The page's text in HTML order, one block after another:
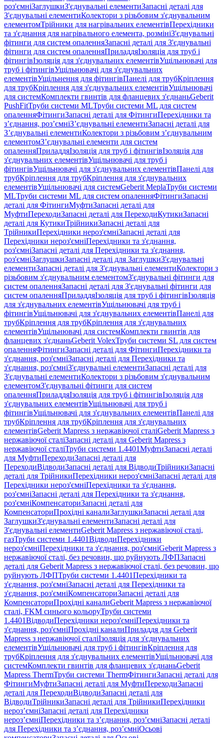
роз'ємніЗаглушкиЗ'єднувальні елементиЗапасні деталі для
З'єднувальні елементиКолектори з різьбовим з'єднувальним
елементомТрійники для нагрівальних елементівПерехідники
та з'єднання для нагрівального елемента, розмініЗ'єднувальні
фітинги для систем опаленняЗапасні деталі для З'єднувальні
фітинги для систем опаленняПриладдяІзоляція для труб і
фітингівІзоляція для з'єднувальних елементівУщільнювачі для
труб і фітингівУщільнювачі для з'єднувальних
елементівУщільнення для фітингівПанелі для трубКріплення
для трубКріплення для з'єднувальних елементівУщільнювачі
для системКомплекти гвинтів для фланцевих з'єднаньGeberit
PushFitТруби системи MLТруби системи ML для систем
опаленняФітингиЗапасні деталі для ФітингиПерехідники та
з’єднання, роз’ємніЗ’єднувальні елементиЗапасні деталі для
З’єднувальні елементиКолектори з різьбовим з’єднувальним
елементомЗ’єднувальні елементи для систем
опаленняПриладдяІзоляція для труб і фітингівІзоляція для
з'єднувальних елементівУщільнювачі для труб і
фітингівУщільнювачі для з'єднувальних елементівПанелі для
трубКріплення для трубКріплення для з'єднувальних
елементівУщільнювачі для системGeberit MeplaТруби системи
MLТруби системи ML для систем опаленняФітингиЗапасні
деталі для ФітингиМуфтиЗапасні деталі для
МуфтиПереходиЗапасні деталі для ПереходиКутикиЗапасні
деталі для КутикиТрійникиЗапасні деталі для
ТрійникиПерехідники нероз'ємніЗапасні деталі для
Перехідники нероз'ємніПерехідники та з'єднання,
роз'ємніЗапасні деталі для Перехідники та з'єднання,
роз'ємніЗаглушкиЗапасні деталі для ЗаглушкиЗ'єднувальні
елементиЗапасні деталі для З'єднувальні елементиКолектори з
різьбовим з'єднувальним елементомЗ'єднувальні фітинги для
систем опаленняЗапасні деталі для З'єднувальні фітинги для
систем опаленняПриладдяІзоляція для труб і фітингівІзоляція
для з'єднувальних елементівУщільнювачі для труб і
фітингівУщільнювачі для з'єднувальних елементівПанелі для
трубКріплення для трубКріплення для з'єднувальних
елементівУщільнювачі для системКомплекти гвинтів для
фланцевих з'єднаньGeberit VolexТруби системи SL для систем
опаленняФітингиЗапасні деталі для ФітингиПерехідники та
з'єднання, роз'ємніЗапасні деталі для Перехідники та
з'єднання, роз'ємніЗ'єднувальні елементиЗапасні деталі для
З'єднувальні елементиКолектори з різьбовим з'єднувальним
елементомЗ'єднувальні фітинги для систем
опаленняПриладдяІзоляція для труб і фітингівІзоляція для
з'єднувальних елементівУщільнювачі для труб і
фітингівУщільнювачі для з'єднувальних елементівПанелі для
трубКріплення для трубКріплення для з'єднувальних
елементівGeberit Mapress з нержавіючої сталіGeberit Mapress з
нержавіючої сталіЗапасні деталі для Geberit Mapress з
нержавіючої сталіТруби системи 1.4401МуфтиЗапасні деталі
для МуфтиПереходиЗапасні деталі для
ПереходиВідводиЗапасні деталі для ВідводиТрійникиЗапасні
деталі для ТрійникиПерехідники нероз'ємніЗапасні деталі для
Перехідники нероз'ємніПерехідники та з'єднання,
роз'ємніЗапасні деталі для Перехідники та з'єднання,
роз'ємніКомпенсаториЗапасні деталі для
КомпенсаториПрохідні каналиЗаглушкиЗапасні деталі для
ЗаглушкиЗ'єднувальні елементиЗапасні деталі для
З'єднувальні елементиGeberit Mapress з нержавіючої сталі,
газТруби системи 1.4401ВідводиПерехідники
нероз'ємніПерехідники та з'єднання, роз'ємніGeberit Mapress з
нержавіючої сталі, без речовин, що руйнують ЛФПЗапасні
деталі для Geberit Mapress з нержавіючої сталі, без речовин, що
руйнують ЛФПТруби системи 1.4401Перехідники та
з'єднання, роз'ємніЗапасні деталі для Перехідники та
з'єднання, роз'ємніКомпенсаториЗапасні деталі для
КомпенсаториПрохідні каналиGeberit Mapress з нержавіючої
сталі, FKM синього кольоруТруби системи
1.4401ВідводиПерехідники нероз'ємніПерехідники та
з'єднання, роз'ємніПрохідні каналиПриладдя для Geberit
Mapress з нержавіючої сталіІзоляція для з'єднувальних
елементівУщільнювачі для труб і фітингівКріплення для
трубКріплення для з'єднувальних елементівУщільнювачі для
системКомплекти гвинтів для фланцевих з'єднаньGeberit
Mapress ThermТруби системи ThermФітингиЗапасні деталі для
ФітингиМуфтиЗапасні деталі для МуфтиПереходиЗапасні
деталі для ПереходиВідводиЗапасні деталі для
ВідводиТрійникиЗапасні деталі для ТрійникиПерехідники
нероз’ємніЗапасні деталі для Перехідники
нероз’ємніПерехідники та з’єднання, роз’ємніЗапасні деталі
для Перехідники та з’єднання, роз’ємніОсьові